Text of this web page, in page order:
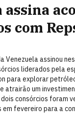
assina
com
Venezuela assinou
liderados pela
para explorar
atrairão um
consórcios foram
fevereiro para a